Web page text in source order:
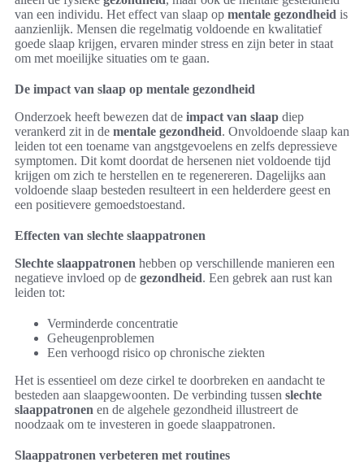
van een individu. Het effect van slaap op mentale gezondheid is
aanzienlijk. Mensen die regelmatig voldoende en kwalitatief
goede slaap krijgen, ervaren minder stress en zijn beter in staat
om met moeilijke situaties om te gaan.
De impact van slaap op mentale gezondheid
Onderzoek heeft bewezen dat de impact van slaap diep
verankerd zit in de mentale gezondheid. Onvoldoende slaap kan
leiden tot een toename van angstgevoelens en zelfs depressieve
symptomen. Dit komt doordat de hersenen niet voldoende tijd
krijgen om zich te herstellen en te regenereren. Dagelijks aan
voldoende slaap besteden resulteert in een helderdere geest en
een positievere gemoedstoestand.
Effecten van slechte slaappatronen
Slechte slaappatronen hebben op verschillende manieren een
negatieve invloed op de gezondheid. Een gebrek aan rust kan
leiden tot:
Verminderde concentratie
Geheugenproblemen
Een verhoogd risico op chronische ziekten
Het is essentieel om deze cirkel te doorbreken en aandacht te
besteden aan slaapgewoonten. De verbinding tussen slechte
slaappatronen en de algehele gezondheid illustreert de
noodzaak om te investeren in goede slaappatronen.
Slaappatronen verbeteren met routines